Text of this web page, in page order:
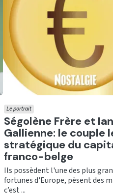
Ecouter
Ségolène Frère et Ian
Gallienne: le couple
stratégique du
franco-belge
Le portrait
Ils possèdent l'une des plus
fortunes d'Europe, pèsent des
c’est ...